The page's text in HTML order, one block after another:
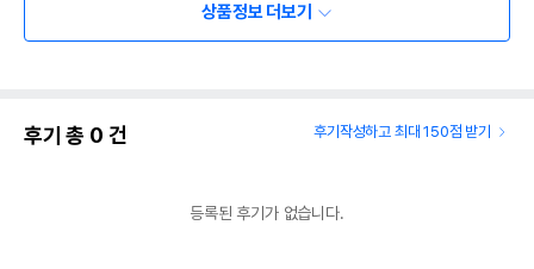
상품정보 더보기
후기 총 0 건 후기작성하고 최대 150점 받기
등록된 후기가 없습니다.